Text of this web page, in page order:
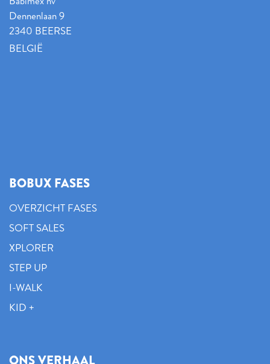
Dennenlaan 9
2340 BEERSE
BELGIË
BOBUX FASES
OVERZICHT FASES
SOFT SALES
XPLORER
STEP UP
I-WALK
KID +
ONS VERHAAL